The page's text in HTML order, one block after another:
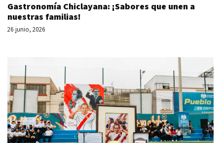
Gastronomía Chiclayana: ¡Sabores que unen a
nuestras familias!
26 junio, 2026